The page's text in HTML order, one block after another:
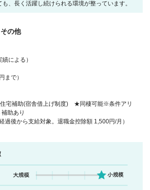
、長く活躍し続けられる環境が整っています。
の他
による）
まで）
宅補助(宿舎借上げ制度) ★同棲可能※条件アリ
助あり
過後から支給対象。退職金控除額 1,500円/月）